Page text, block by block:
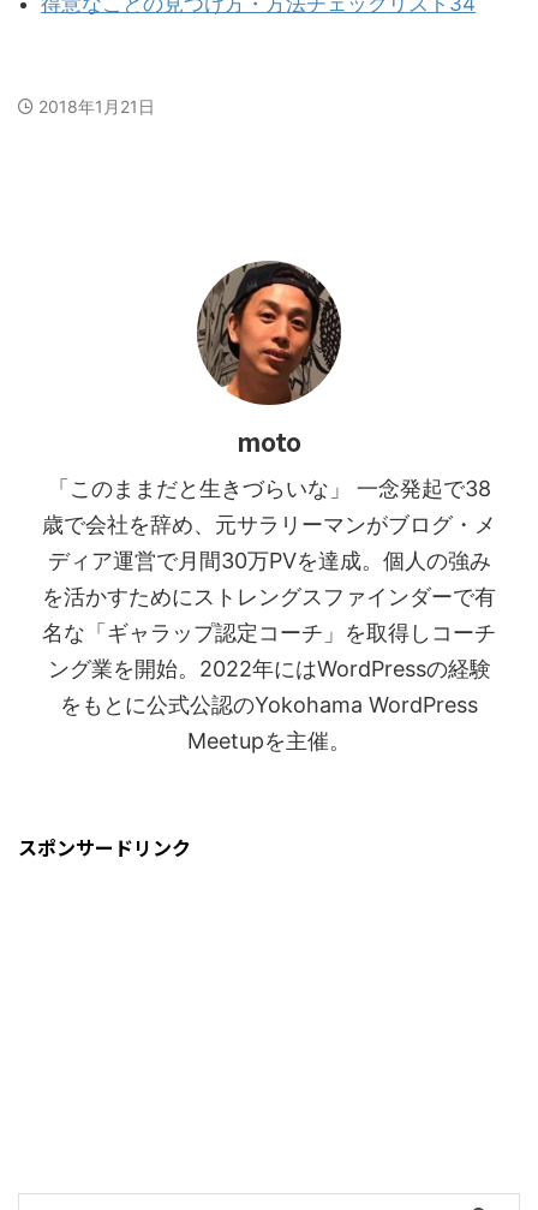
2018年1月21日
moto
「このままだと生きづらいな」 一念発起で38
歳で会社を辞め、元サラリーマンがブログ・メ
ディア運営で月間30万PVを達成。個人の強み
を活かすためにストレングスファインダーで有
名な「ギャラップ認定コーチ」を取得しコーチ
ング業を開始。2022年にはWordPressの経験
をもとに公式公認のYokohama WordPress
Meetupを主催。
スポンサードリンク